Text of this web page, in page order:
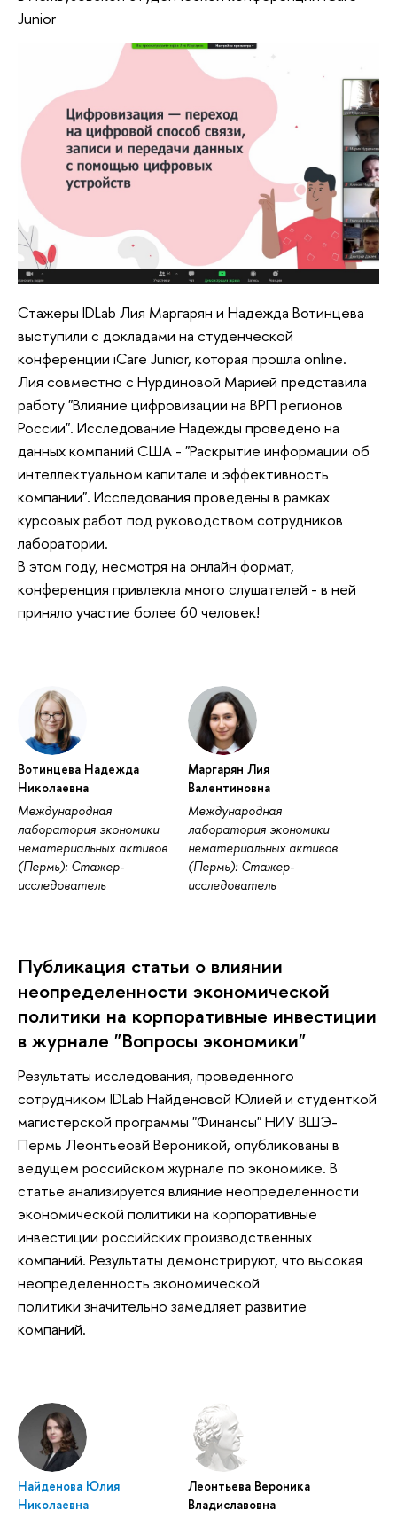
Junior
Стажеры IDLab Лия Маргарян и Надежда Вотинцева
выступили с докладами на студенческой
конференции iCare Junior, которая прошла online.
Лия совместно с Нурдиновой Марией представила
работу "Влияние цифровизации на ВРП регионов
России". Исследование Надежды проведено на
данных компаний США - "Раскрытие информации об
интеллектуальном капитале и эффективность
компании". Исследования проведены в рамках
курсовых работ под руководством сотрудников
лаборатории.
В этом году, несмотря на онлайн формат,
конференция привлекла много слушателей - в ней
приняло участие более 60 человек!
Вотинцева Надежда
Николаевна
Международная
лаборатория экономики
нематериальных активов
(Пермь): Стажер-
исследователь
Маргарян Лия
Валентиновна
Международная
лаборатория экономики
нематериальных активов
(Пермь): Стажер-
исследователь
Публикация статьи о влиянии
неопределенности экономической
политики на корпоративные инвестиции
в журнале "Вопросы экономики"
Результаты исследования, проведенного
сотрудником IDLab Найденовой Юлией и студенткой
магистерской программы "Финансы" НИУ ВШЭ-
Пермь Леонтьеовй Вероникой, опубликованы в
ведущем российском журнале по экономике. В
статье анализируется влияние неопределенности
экономической политики на корпоративные
инвестиции российских производственных
компаний. Результаты демонстрируют, что высокая
неопределенность экономической
политики значительно замедляет развитие
компаний.
Найденова Юлия
Николаевна
Леонтьева Вероника
Владиславовна